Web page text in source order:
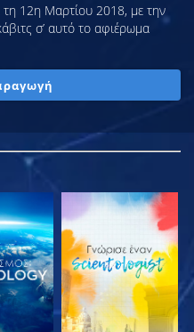
12η Μαρτίου 2018, με την
σ’ αυτό το αφιέρωμα